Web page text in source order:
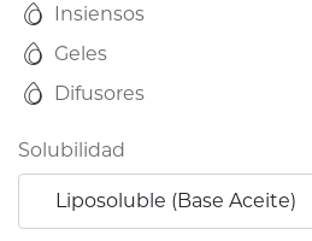
Insiensos
Geles
Difusores
Solubilidad
Liposoluble (Base Aceite)